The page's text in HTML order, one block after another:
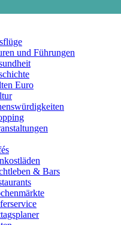
und Führungen
Euro
& Bars